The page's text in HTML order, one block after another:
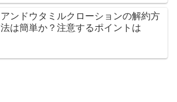
アンドウタミルクローションの解約方
法は簡単か？注意するポイントは